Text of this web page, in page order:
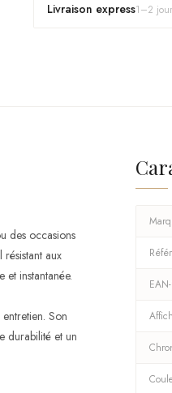
Livraison express1–2
des occasions
aux
instantanée.
Son
durabilité et un